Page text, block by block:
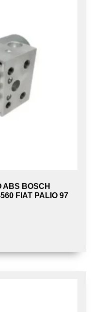
ABS BOSCH
FIAT PALIO 97